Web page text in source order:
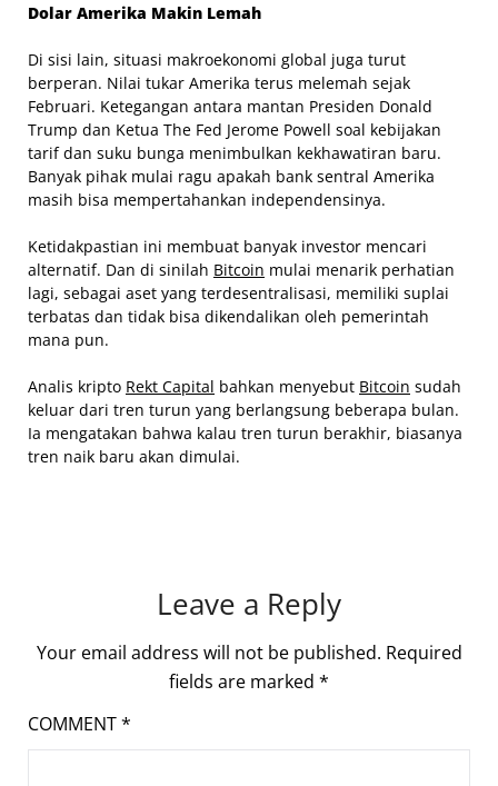
Dolar Amerika Makin Lemah
Di sisi lain, situasi makroekonomi global juga turut
berperan. Nilai tukar Amerika terus melemah sejak
Februari. Ketegangan antara mantan Presiden Donald
Trump dan Ketua The Fed Jerome Powell soal kebijakan
tarif dan suku bunga menimbulkan kekhawatiran baru.
Banyak pihak mulai ragu apakah bank sentral Amerika
masih bisa mempertahankan independensinya.
Ketidakpastian ini membuat banyak investor mencari
alternatif. Dan di sinilah Bitcoin mulai menarik perhatian
lagi, sebagai aset yang terdesentralisasi, memiliki suplai
terbatas dan tidak bisa dikendalikan oleh pemerintah
mana pun.
Analis kripto Rekt Capital bahkan menyebut Bitcoin sudah
keluar dari tren turun yang berlangsung beberapa bulan.
Ia mengatakan bahwa kalau tren turun berakhir, biasanya
tren naik baru akan dimulai.
Leave a Reply
Your email address will not be published. Required
fields are marked *
COMMENT*